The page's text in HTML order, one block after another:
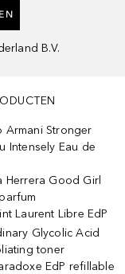
B.V.
Armani Stronger
Intensely Eau de
Herrera Good Girl
Laurent Libre EdP
Glycolic Acid
toner
EdP refillable